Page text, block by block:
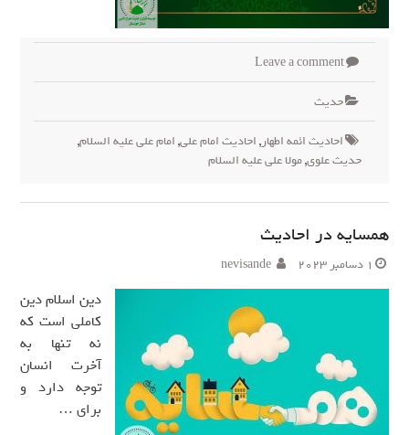
Leave a comment
حدیث
احادیث ائمه اطهار,احادیث امام علی,امام علی علیه السلام,
حدیث علوی,مولا علی علیه السلام
همسایه در احادیث
1 دسامبر 2023 nevisande
دین اسلام دین
کاملی است که
نه تنها به
آخرت انسان
توجه دارد و
برای …